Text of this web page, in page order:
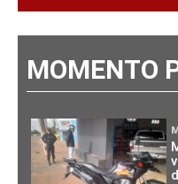
MOMENTO